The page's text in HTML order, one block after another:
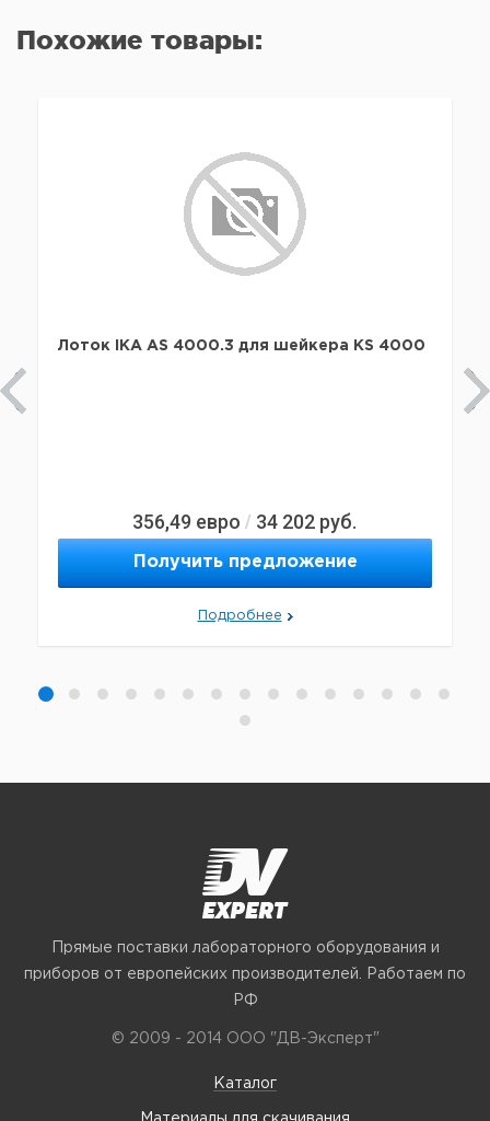
Похожие товары:
Лоток IKA AS 4000.3 для шейкера KS 4000
356,49 евро / 34 202 руб.
Получить предложение
Подробнее
Прямые поставки лабораторного оборудования и
приборов от европейских производителей. Работаем по
РФ
© 2009 - 2014 ООО "ДВ-Эксперт"
Каталог